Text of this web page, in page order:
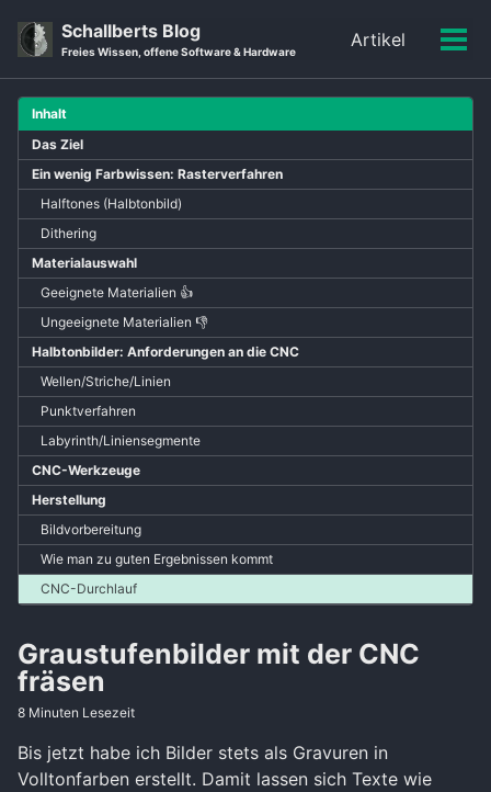
Skip
links
navigation
Schallberts Blog
Freies Wissen, offene Software & Hardware
Artikel
Inhalt
Das Ziel
Ein wenig Farbwissen: Rasterverfahren
Halftones (Halbtonbild)
Dithering
Materialauswahl
Geeignete Materialien 👍
Ungeeignete Materialien 👎
Halbtonbilder: Anforderungen an die CNC
Wellen/Striche/Linien
Punktverfahren
Labyrinth/Liniensegmente
CNC-Werkzeuge
Herstellung
Bildvorbereitung
Wie man zu guten Ergebnissen kommt
CNC-Durchlauf
Graustufenbilder mit der CNC
fräsen
8 Minuten Lesezeit
Bis jetzt habe ich Bilder stets als Gravuren in
Volltonfarben erstellt. Damit lassen sich Texte wie